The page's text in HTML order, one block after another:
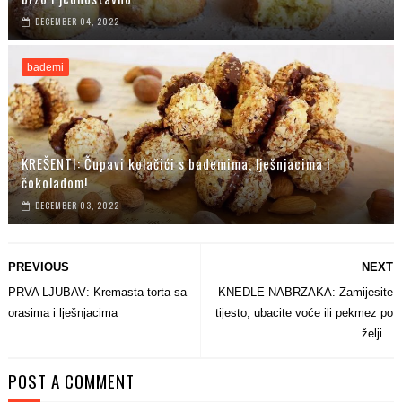
DECEMBER 04, 2022
bademi
KREŠENTI: Čupavi kolačići s bademima, lješnjacima i
čokoladom!
DECEMBER 03, 2022
NEXT
KNEDLE NABRZAKA: Zamijesite
tijesto, ubacite voće ili pekmez po
želji...
PREVIOUS
PRVA LJUBAV: Kremasta torta sa
orasima i lješnjacima
POST A COMMENT